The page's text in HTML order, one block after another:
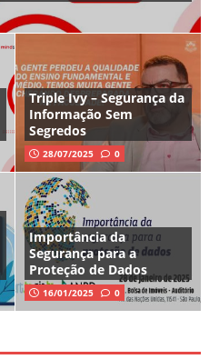
Triple Ivy – Segurança da
Informação Sem
Segredos
28/07/2025 0
Importância da
Segurança para a
Proteção de Dados
16/01/2025 0